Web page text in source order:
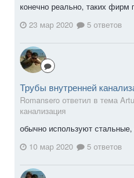
конечно реально, таких фирм
23 мар 2020
5 ответов
Трубы внутренней
Romansero ответил в тема
канализация
обычно используют
10 мар 2020
5 ответов